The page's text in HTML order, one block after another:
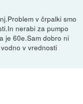
v črpalki smo
nerabi za pumpo
je 60e.Sam dobro ni
v vrednosti